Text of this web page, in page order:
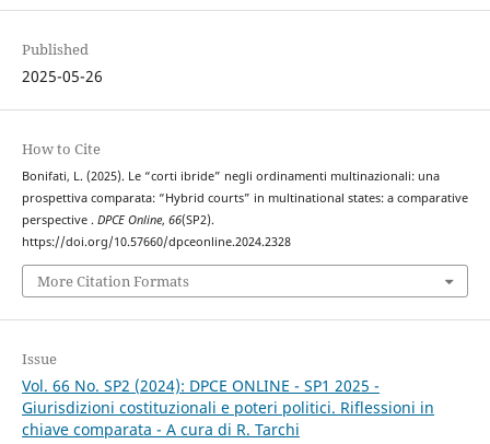
Published
2025-05-26
How to Cite
Bonifati, L. (2025). Le “corti ibride” negli ordinamenti multinazionali: una
prospettiva comparata: “Hybrid courts” in multinational states: a comparative
perspective . DPCE Online, 66(SP2).
https://doi.org/10.57660/dpceonline.2024.2328
More Citation Formats
Issue
Vol. 66 No. SP2 (2024): DPCE ONLINE - SP1 2025 -
Giurisdizioni costituzionali e poteri politici. Riflessioni in
chiave comparata - A cura di R. Tarchi